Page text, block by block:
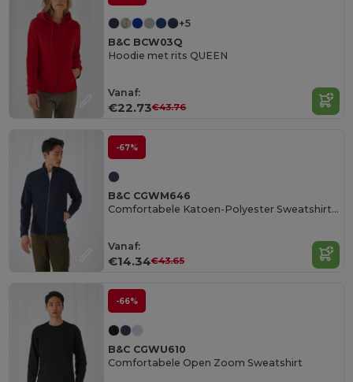
+5
B&C BCW03Q
Hoodie met rits QUEEN
Vanaf:
€22.73€43.76
-67%
B&C CGWM646
Comfortabele Katoen-Polyester Sweatshirt Met Rits
Vanaf:
€14.34€43.65
-66%
B&C CGWU610
Comfortabele Open Zoom Sweatshirt